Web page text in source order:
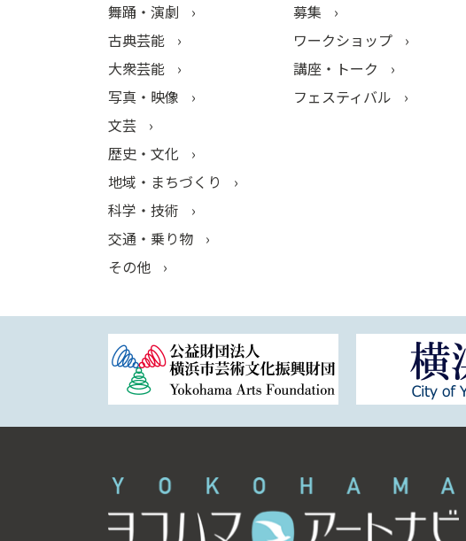
舞踊・演劇
古典芸能
大衆芸能
写真・映像
文芸
歴史・文化
地域・まちづくり
科学・技術
交通・乗り物
その他
募集
ワークショップ
講座・トーク
フェスティバル